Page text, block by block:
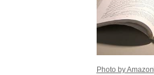
Photo by Amazon